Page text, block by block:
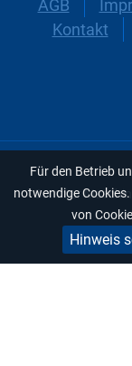
Für den Betrieb
notwendige
von
Hinweis
AGB
Kontakt
Sommer